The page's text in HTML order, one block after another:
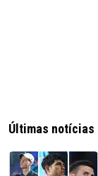
Últimas notícias